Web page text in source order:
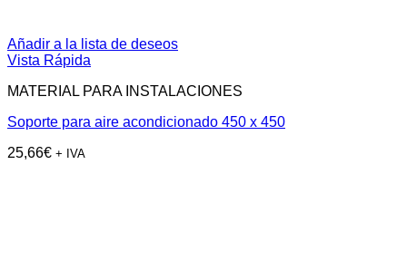
Añadir a la lista de deseos
Vista Rápida
MATERIAL PARA INSTALACIONES
Soporte para aire acondicionado 450 x 450
25,66€ + IVA